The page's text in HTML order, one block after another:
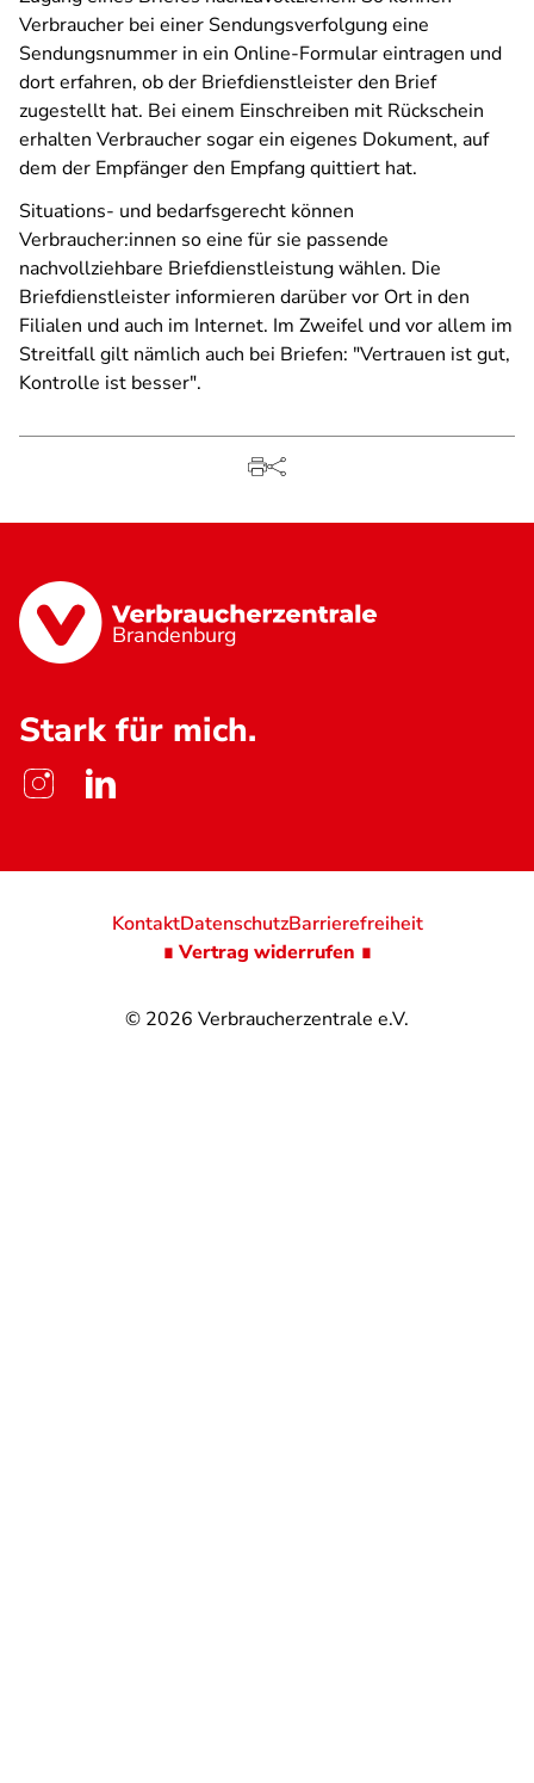
Verbraucher bei einer Sendungsverfolgung eine
Sendungsnummer in ein Online-Formular eintragen und
dort erfahren, ob der Briefdienstleister den Brief
zugestellt hat. Bei einem Einschreiben mit Rückschein
erhalten Verbraucher sogar ein eigenes Dokument, auf
dem der Empfänger den Empfang quittiert hat.
Situations- und bedarfsgerecht können
Verbraucher:innen so eine für sie passende
nachvollziehbare Briefdienstleistung wählen. Die
Briefdienstleister informieren darüber vor Ort in den
Filialen und auch im Internet. Im Zweifel und vor allem im
Streitfall gilt nämlich auch bei Briefen: "Vertrauen ist gut,
Kontrolle ist besser".
Brandenburg
Stark für mich.
© 2026 Verbraucherzentrale e.V.
KontaktDatenschutzBarrierefreiheit
∎ Vertrag widerrufen ∎